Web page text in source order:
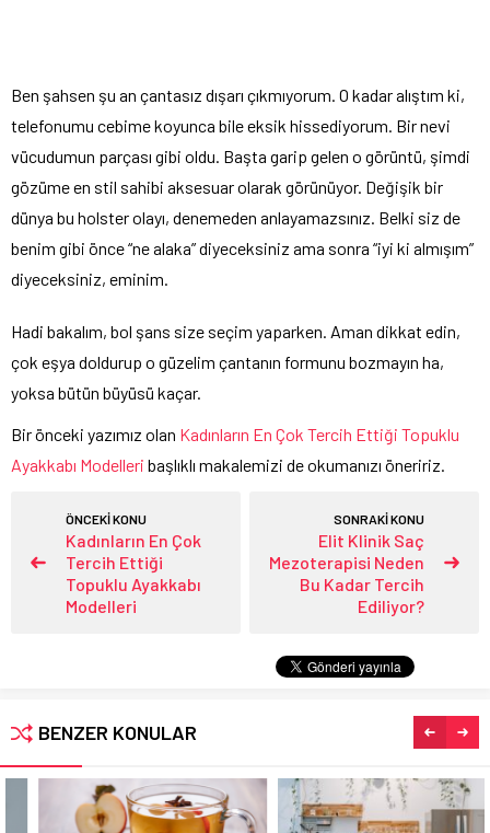
Ben şahsen şu an çantasız dışarı çıkmıyorum. O kadar alıştım ki,
telefonumu cebime koyunca bile eksik hissediyorum. Bir nevi
vücudumun parçası gibi oldu. Başta garip gelen o görüntü, şimdi
gözüme en stil sahibi aksesuar olarak görünüyor. Değişik bir
dünya bu holster olayı, denemeden anlayamazsınız. Belki siz de
benim gibi önce “ne alaka” diyeceksiniz ama sonra “iyi ki almışım”
diyeceksiniz, eminim.
Hadi bakalım, bol şans size seçim yaparken. Aman dikkat edin,
çok eşya doldurup o güzelim çantanın formunu bozmayın ha,
yoksa bütün büyüsü kaçar.
Bir önceki yazımız olan Kadınların En Çok Tercih Ettiği Topuklu
Ayakkabı Modelleri başlıklı makalemizi de okumanızı öneririz.
ÖNCEKİ KONU
Kadınların En Çok
Tercih Ettiği
Topuklu Ayakkabı
Modelleri
SONRAKİ KONU
Elit Klinik Saç
Mezoterapisi Neden
Bu Kadar Tercih
Ediliyor?
BENZER KONULAR